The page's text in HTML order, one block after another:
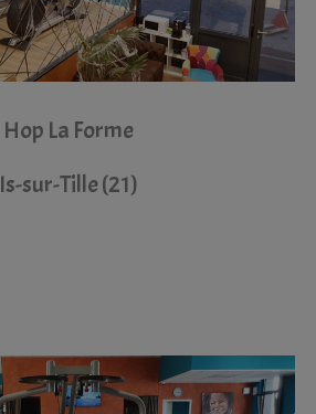
Hop La Forme
Is-sur-Tille (21)